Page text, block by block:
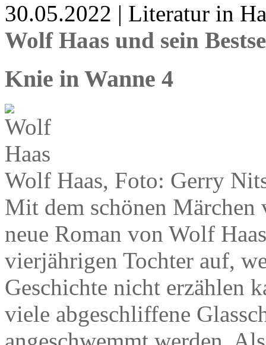
30.05.2022 | Literatur in
Wolf Haas und sein
Knie in Wanne 4
Wolf Haas, Foto: Gerry
Mit dem schönen Märchen
neue Roman von Wolf
vierjährigen Tochter auf,
Geschichte nicht erzählen
viele abgeschliffene